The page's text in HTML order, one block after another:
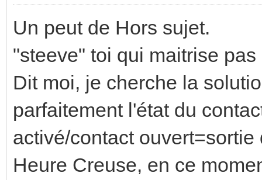
Un peut de Hors sujet.
"steeve" toi qui maitrise
Dit moi, je cherche la
parfaitement l'état du
activé/contact
Heure Creuse, en ce